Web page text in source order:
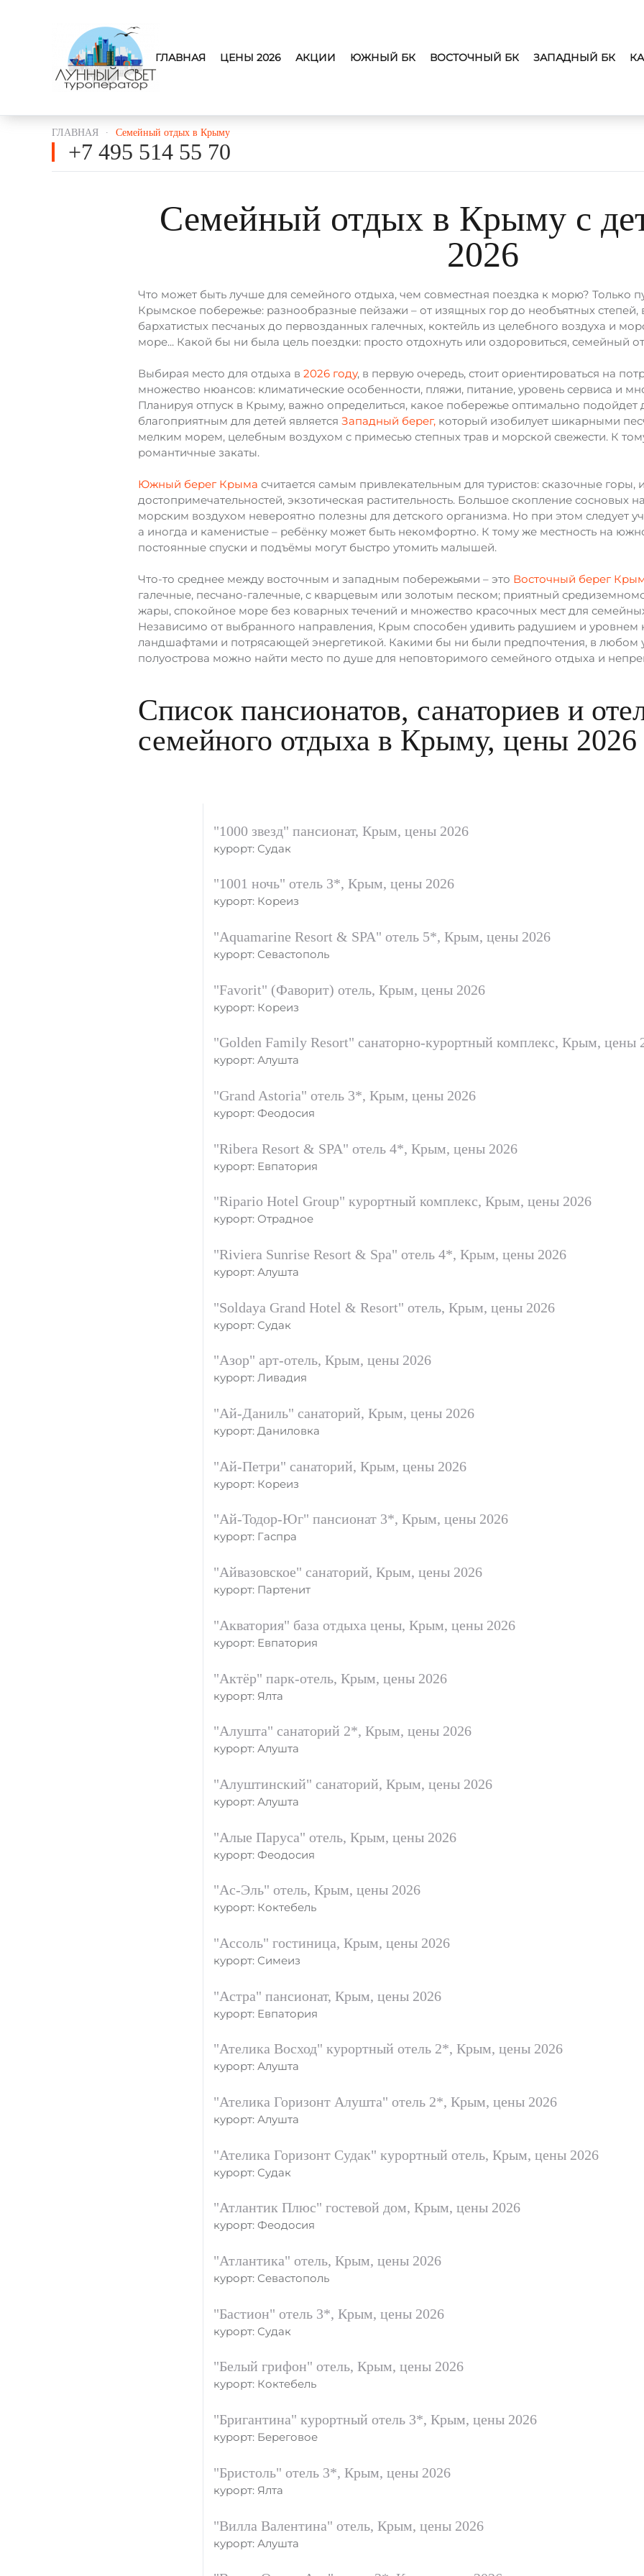
ГЛАВНАЯ ЦЕНЫ 2026 АКЦИИ ЮЖНЫЙ БК ВОСТОЧНЫЙ БК ЗАПАДНЫЙ БК
ГЛАВНАЯ Семейный отдых в Крыму
+7 495 514 55 70
Семейный отдых в Крыму с
2026
Что может быть лучше для семейного отдыха, чем совместная поездка к морю? Только
Крымское побережье: разнообразные пейзажи – от изящных гор до необъятных
бархатистых песчаных до первозданных галечных, коктейль из целебного воздуха и
море... Какой бы ни была цель поездки: просто отдохнуть или оздоровиться, семейный
Выбирая место для отдыха в 2026 году, в первую очередь, стоит ориентироваться на
множество нюансов: климатические особенности, пляжи, питание, уровень сервиса и
Планируя отпуск в Крыму, важно определиться, какое побережье оптимально подойдет
благоприятным для детей является Западный берег, который изобилует шикарными
мелким морем, целебным воздухом с примесью степных трав и морской свежести. К
романтичные закаты.
Южный берег Крыма считается самым привлекательным для туристов: сказочные горы,
достопримечательностей, экзотическая растительность. Большое скопление сосновых
морским воздухом невероятно полезны для детского организма. Но при этом следует
а иногда и каменистые – ребёнку может быть некомфортно. К тому же местность на
постоянные спуски и подъёмы могут быстро утомить малышей.
Что-то среднее между восточным и западным побережьями – это Восточный берег
галечные, песчано-галечные, с кварцевым или золотым песком; приятный
жары, спокойное море без коварных течений и множество красочных мест для
Независимо от выбранного направления, Крым способен удивить радушием и
ландшафтами и потрясающей энергетикой. Какими бы ни были предпочтения, в любом
полуострова можно найти место по душе для неповторимого семейного отдыха и
Список пансионатов, санаториев и
семейного отдыха в Крыму, цены 2026
"1000 звезд" пансионат, Крым, цены 2026
курорт: Судак
"1001 ночь" отель 3*, Крым, цены 2026
курорт: Кореиз
"Aquamarine Resort & SPA" отель 5*, Крым, цены 2026
курорт: Севастополь
"Favorit" (Фаворит) отель, Крым, цены 2026
курорт: Кореиз
"Golden Family Resort" санаторно-курортный комплекс, Крым, цены
курорт: Алушта
"Grand Astoria" отель 3*, Крым, цены 2026
курорт: Феодосия
"Ribera Resort & SPA" отель 4*, Крым, цены 2026
курорт: Евпатория
"Ripario Hotel Group" курортный комплекс, Крым, цены 2026
курорт: Отрадное
"Riviera Sunrise Resort & Spa" отель 4*, Крым, цены 2026
курорт: Алушта
"Soldaya Grand Hotel & Resort" отель, Крым, цены 2026
курорт: Судак
"Азор" арт-отель, Крым, цены 2026
курорт: Ливадия
"Ай-Даниль" санаторий, Крым, цены 2026
курорт: Даниловка
"Ай-Петри" санаторий, Крым, цены 2026
курорт: Кореиз
"Ай-Тодор-Юг" пансионат 3*, Крым, цены 2026
курорт: Гаспра
"Айвазовское" санаторий, Крым, цены 2026
курорт: Партенит
"Акватория" база отдыха цены, Крым, цены 2026
курорт: Евпатория
"Актёр" парк-отель, Крым, цены 2026
курорт: Ялта
"Алушта" санаторий 2*, Крым, цены 2026
курорт: Алушта
"Алуштинский" санаторий, Крым, цены 2026
курорт: Алушта
"Алые Паруса" отель, Крым, цены 2026
курорт: Феодосия
"Ас-Эль" отель, Крым, цены 2026
курорт: Коктебель
"Ассоль" гостиница, Крым, цены 2026
курорт: Симеиз
"Астра" пансионат, Крым, цены 2026
курорт: Евпатория
"Ателика Восход" курортный отель 2*, Крым, цены 2026
курорт: Алушта
"Ателика Горизонт Алушта" отель 2*, Крым, цены 2026
курорт: Алушта
"Ателика Горизонт Судак" курортный отель, Крым, цены 2026
курорт: Судак
"Атлантик Плюс" гостевой дом, Крым, цены 2026
курорт: Феодосия
"Атлантика" отель, Крым, цены 2026
курорт: Севастополь
"Бастион" отель 3*, Крым, цены 2026
курорт: Судак
"Белый грифон" отель, Крым, цены 2026
курорт: Коктебель
"Бригантина" курортный отель 3*, Крым, цены 2026
курорт: Береговое
"Бристоль" отель 3*, Крым, цены 2026
курорт: Ялта
"Вилла Валентина" отель, Крым, цены 2026
курорт: Алушта